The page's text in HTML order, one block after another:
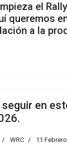
el
queremos
a la
en
WRC 11